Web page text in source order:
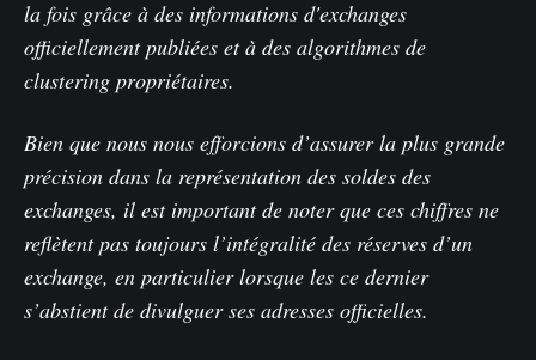
la fois grâce à des informations d'exchanges
officiellement publiées et à des algorithmes de
clustering propriétaires.
Bien que nous nous efforcions d’assurer la plus grande
précision dans la représentation des soldes des
exchanges, il est important de noter que ces chiffres ne
reflètent pas toujours l’intégralité des réserves d’un
exchange, en particulier lorsque les ce dernier
s’abstient de divulguer ses adresses officielles.